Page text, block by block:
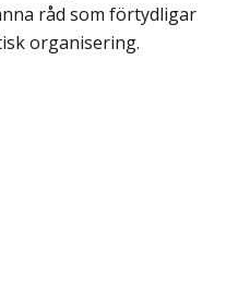
råd som förtydligar
organisering.